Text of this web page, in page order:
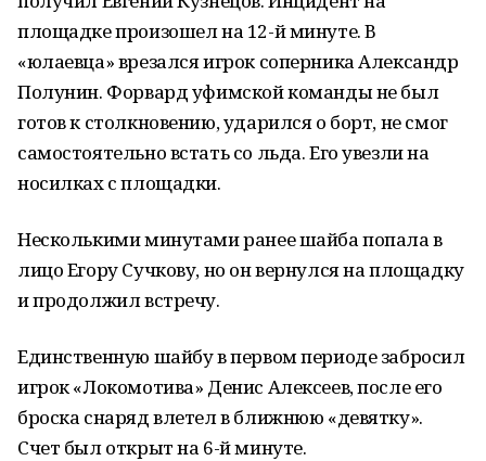
площадке произошел на 12-й минуте. В
«юлаевца» врезался игрок соперника Александр
Полунин. Форвард уфимской команды не был
готов к столкновению, ударился о борт, не смог
самостоятельно встать со льда. Его увезли на
носилках с площадки.
Несколькими минутами ранее шайба попала в
лицо Егору Сучкову, но он вернулся на площадку
и продолжил встречу.
Единственную шайбу в первом периоде забросил
игрок «Локомотива» Денис Алексеев, после его
броска снаряд влетел в ближнюю «девятку».
Счет был открыт на 6-й минуте.